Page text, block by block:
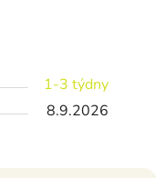
1-3 týdny
8.9.2026